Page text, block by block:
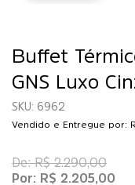
Buffet
GNS Luxo
6962
Vendido e Entregue por:
R$ 2.290,00
R$ 2.205,00